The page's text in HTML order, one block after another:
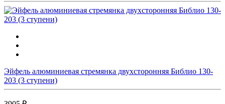
Эйфель алюминиевая стремянка двухсторонняя Библио 130-
203 (3 ступени)